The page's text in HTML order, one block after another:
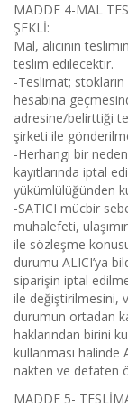
MADDE 4-MAL
ŞEKLİ:
Mal, alıcının
teslim edilecektir.
-Teslimat; stokların
hesabına
adresine/belirttiği
şirketi ile
-Herhangi bir
kayıtlarında iptal
yükümlülüğünden
-SATICI mücbir
muhalefeti,
ile sözleşme
durumu ALICI’ya
siparişin iptal
ile değiştirilmesini,
durumun ortadan
haklarından birini
kullanması halinde
nakten ve defaten
MADDE 5-